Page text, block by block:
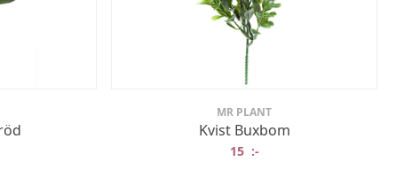
MR PLANT
Kvist Buxbom
15 :-